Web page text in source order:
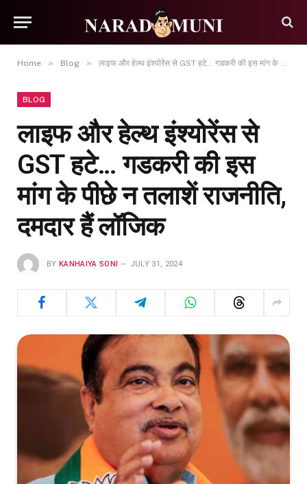
Home » Blog » लाइफ और हेल्‍थ इंश्‍योरेंस से GST हटे… गडकरी की इस मांग के पीछे न तलाशें राजनीति, दमदार हैं लॉजिक
BLOG
लाइफ और हेल्‍थ इंश्‍योरेंस से
GST हटे… गडकरी की इस
मांग के पीछे न तलाशें राजनीति,
दमदार हैं लॉजिक
BY KANHAIYA SONI JULY 31, 2024